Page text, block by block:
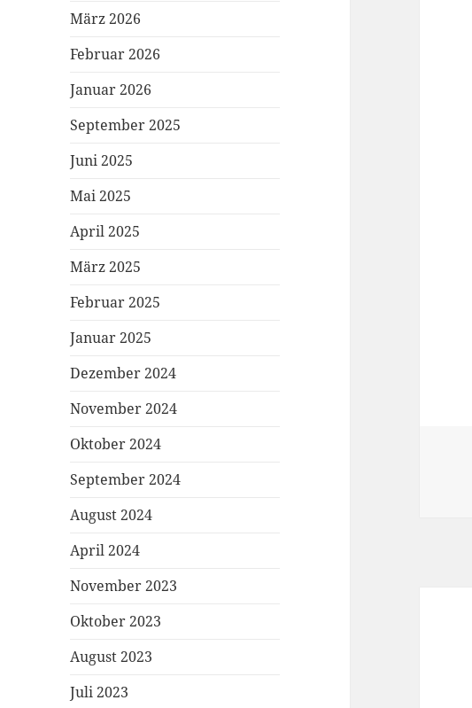
März 2026
Februar 2026
Januar 2026
September 2025
Juni 2025
Mai 2025
April 2025
März 2025
Februar 2025
Januar 2025
Dezember 2024
November 2024
Oktober 2024
September 2024
August 2024
April 2024
November 2023
Oktober 2023
August 2023
Juli 2023